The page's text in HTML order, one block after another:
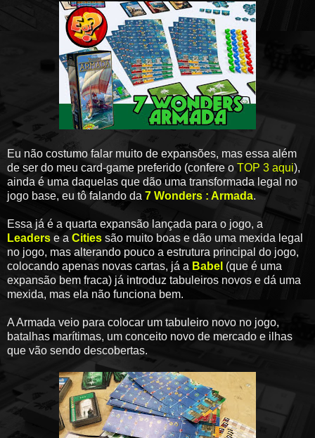
Eu não costumo falar muito de expansões, mas essa além
de ser do meu card-game preferido (confere o TOP 3 aqui),
ainda é uma daquelas que dão uma transformada legal no
jogo base, eu tô falando da 7 Wonders : Armada.
Essa já é a quarta expansão lançada para o jogo, a
Leaders e a Cities são muito boas e dão uma mexida legal
no jogo, mas alterando pouco a estrutura principal do jogo,
colocando apenas novas cartas, já a Babel (que é uma
expansão bem fraca) já introduz tabuleiros novos e dá uma
mexida, mas ela não funciona bem.
A Armada veio para colocar um tabuleiro novo no jogo,
batalhas marítimas, um conceito novo de mercado e ilhas
que vão sendo descobertas.